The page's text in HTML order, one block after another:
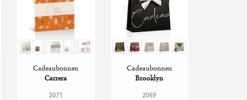
Cadeaubonnen
Carrera
2071
Cadeaubonnen
Brooklyn
2069